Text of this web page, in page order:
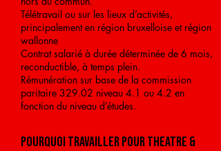
Télétravail ou sur les lieux d’activités,
principalement en région bruxelloise et région
wallonne
Contrat salarié à durée déterminée de 6 mois,
reconductible, à temps plein.
Rémunération sur base de la commission
paritaire 329.02 niveau 4.1 ou 4.2 en
fonction du niveau d’études.
POURQUOI TRAVAILLER POUR THEATRE &